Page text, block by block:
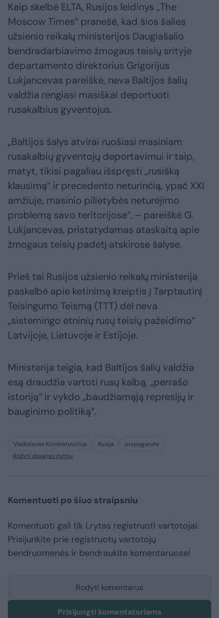
Kaip skelbė ELTA, Rusijos leidinys „The
Moscow Times“ pranešė, kad šios šalies
užsienio reikalų ministerijos Daugiašalio
bendradarbiavimo žmogaus teisių srityje
departamento direktorius Grigorijus
Lukjancevas pareiškė, neva Baltijos šalių
valdžia rengiasi masiškai deportuoti
rusakalbius gyventojus.
„Baltijos šalys atvirai ruošiasi masiniam
rusakalbių gyventojų deportavimui ir taip,
matyt, tikisi pagaliau išspręsti „rusišką
klausimą“ ir precedento neturinčią, ypač XXI
amžiuje, masinio pilietybės neturėjimo
problemą savo teritorijose“, – pareiškė G.
Lukjancevas, pristatydamas ataskaitą apie
žmogaus teisių padėtį atskirose šalyse.
Prieš tai Rusijos užsienio reikalų ministerija
paskelbė apie ketinimą kreiptis į Tarptautinį
Teisingumo Teismą (TTT) dėl neva
„sistemingo etninių rusų teisių pažeidimo“
Latvijoje, Lietuvoje ir Estijoje.
Ministerija teigia, kad Baltijos šalių valdžia
esą draudžia vartoti rusų kalbą, „perrašo
istoriją“ ir vykdo „baudžiamąją represijų ir
bauginimo politiką“.
Vladislavas Kondratovičius Rusija
propaganda
Rodyti daugiau žymių
Komentuoti po šiuo straipsniu
Komentuoti gali tik Lrytas registruoti vartotojai.
Prisijunkite prie registruotų vartotojų
bendruomenės ir bendraukite komentaruose!
Rodyti komentarus
Prisijungti komentatoriams